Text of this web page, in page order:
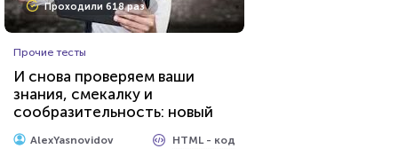
Проходили 618 раз
Прочие тесты
И снова проверяем ваши
знания, смекалку и
сообразительность: новый
тест для эрудитов...
AlexYasnovidov HTML - код